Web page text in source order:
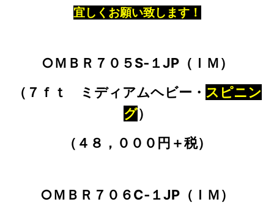
宜しくお願い致します！
○ＭＢＲ７０５S‐１JP（ＩＭ）
（７ｆｔ ミディアムヘビー・ スピニン
グ）
（４８，０００円＋税）
○ＭＢＲ７０６C‐１JP（ＩＭ）